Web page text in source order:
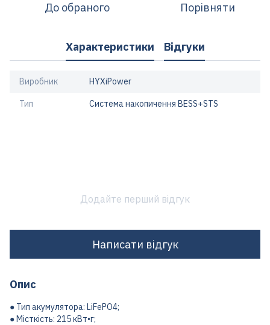
До обраного Порівняти
Характеристики Відгуки
Виробник HYXiPower
Тип Система накопичення BESS+STS
Додайте перший відгук
Написати відгук
Опис
● Тип акумулятора: LiFePO4;
● Місткість: 215 кВт•г;